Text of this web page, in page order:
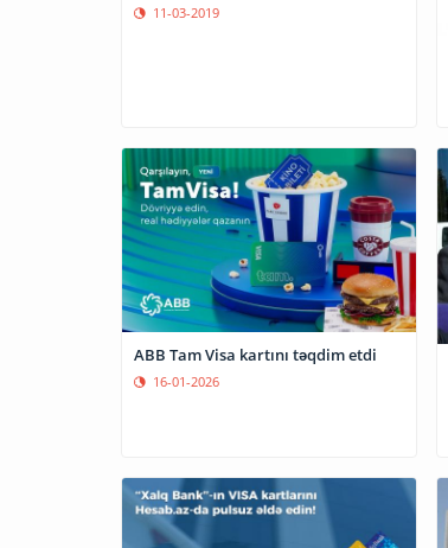
11-03-2019
ABB Tam Visa kartını təqdim etdi
16-01-2026